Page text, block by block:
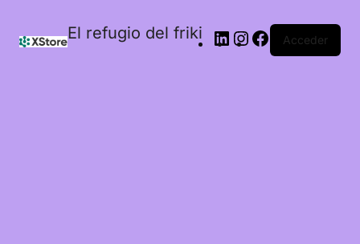
El refugio del friki Acceder